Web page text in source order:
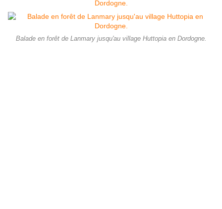
Balade en forêt de Lanmary jusqu'au village Huttopia en Dordogne.